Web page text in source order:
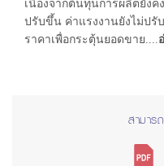
เนื่องจากต้นทุนการผลิตยังค
ปรับขึ้น ค่าแรงงานยังไม่ปรั
ราคาเพื่อกระตุ้นยอดขาย....
สามาร